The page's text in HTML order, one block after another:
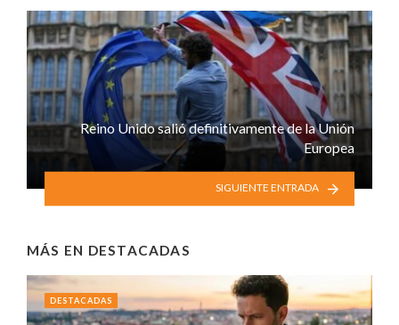
Reino Unido salió definitivamente de la Unión
Europea
SIGUIENTE ENTRADA
MÁS EN DESTACADAS
DESTACADAS